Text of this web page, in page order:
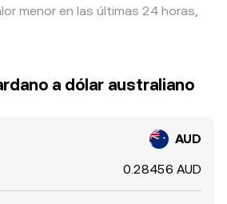
menor en las últimas 24 horas,
a dólar australiano
AUD
0.28456 AUD